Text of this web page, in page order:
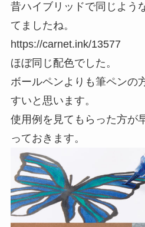
昔ハイブリッドで同じよう
てましたね。
https://carnet.ink/13577
ほぼ同じ配色でした。
ボールペンよりも筆ペンの
すいと思います。
使用例を見てもらった方が
っておきます。